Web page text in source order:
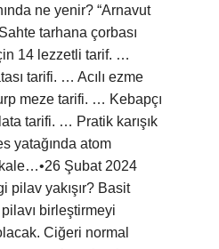
ne yenir? “Arnavut
tarhana çorbası
14 lezzetli tarif. …
tarifi. … Acılı ezme
meze tarifi. … Kebapçı
tarifi. … Pratik karışık
yatağında atom
Şubat 2024
pilav yakışır? Basit
birleştirmeyi
Ciğeri normal